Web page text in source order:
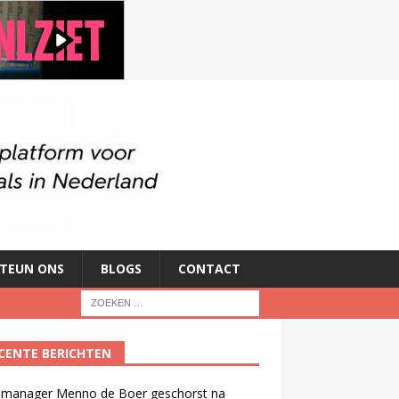
ONS BLOGS CONTACT
BERICHTEN
Menno de Boer geschorst na